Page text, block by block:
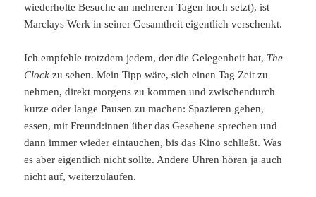
wiederholte Besuche an mehreren Tagen hoch setzt), ist
Marclays Werk in seiner Gesamtheit eigentlich verschenkt.
Ich empfehle trotzdem jedem, der die Gelegenheit hat, The
Clockzu sehen. Mein Tipp wäre, sich einen Tag Zeit zu
nehmen, direkt morgens zu kommen und zwischendurch
kurze oder lange Pausen zu machen: Spazieren gehen,
essen, mit Freund:innen über das Gesehene sprechen und
dann immer wieder eintauchen, bis das Kino schließt. Was
es aber eigentlich nicht sollte. Andere Uhren hören ja auch
nicht auf, weiterzulaufen.